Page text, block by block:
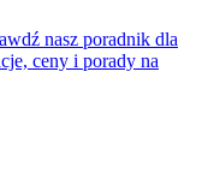
nasz poradnik dla
ceny i porady na